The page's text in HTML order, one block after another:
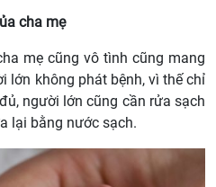
cha mẹ
mẹ cũng vô tình cũng mang
lớn không phát bệnh, vì thế chỉ
người lớn cũng cần rửa sạch
lại bằng nước sạch.